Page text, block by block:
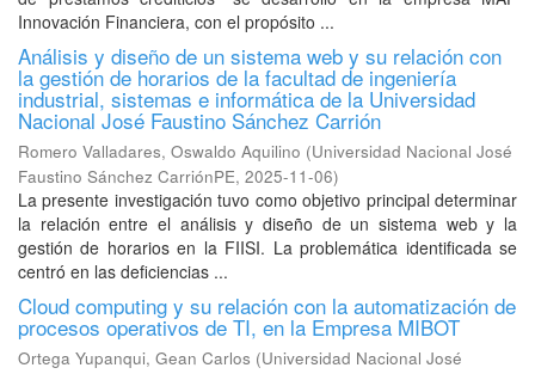
Innovación Financiera, con el propósito ...
Análisis y diseño de un sistema web y su relación con
la gestión de horarios de la facultad de ingeniería
industrial, sistemas e informática de la Universidad
Nacional José Faustino Sánchez Carrión
Romero Valladares, Oswaldo Aquilino (Universidad Nacional José
Faustino Sánchez CarriónPE, 2025-11-06)
La presente investigación tuvo como objetivo principal determinar
la relación entre el análisis y diseño de un sistema web y la
gestión de horarios en la FIISI. La problemática identificada se
centró en las deficiencias ...
Cloud computing y su relación con la automatización de
procesos operativos de TI, en la Empresa MIBOT
Ortega Yupanqui, Gean Carlos (Universidad Nacional José